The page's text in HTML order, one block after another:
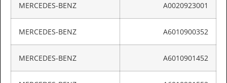
MERCEDES-BENZ A0020923001
MERCEDES-BENZ A6010900352
MERCEDES-BENZ A6010901452